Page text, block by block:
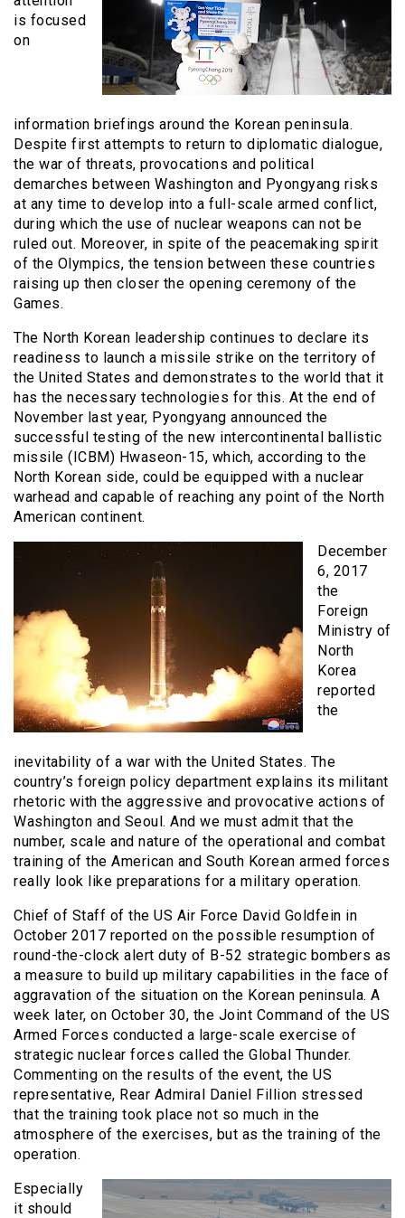
is focused
on
information briefings around the Korean peninsula.
Despite first attempts to return to diplomatic dialogue,
the war of threats, provocations and political
demarches between Washington and Pyongyang risks
at any time to develop into a full-scale armed conflict,
during which the use of nuclear weapons can not be
ruled out. Moreover, in spite of the peacemaking spirit
of the Olympics, the tension between these countries
raising up then closer the opening ceremony of the
Games.
The North Korean leadership continues to declare its
readiness to launch a missile strike on the territory of
the United States and demonstrates to the world that it
has the necessary technologies for this. At the end of
November last year, Pyongyang announced the
successful testing of the new intercontinental ballistic
missile (ICBM) Hwaseon-15, which, according to the
North Korean side, could be equipped with a nuclear
warhead and capable of reaching any point of the North
American continent.
December
6, 2017
the
Foreign
Ministry of
North
Korea
reported
the
inevitability of a war with the United States. The
country’s foreign policy department explains its militant
rhetoric with the aggressive and provocative actions of
Washington and Seoul. And we must admit that the
number, scale and nature of the operational and combat
training of the American and South Korean armed forces
really look like preparations for a military operation.
Chief of Staff of the US Air Force David Goldfein in
October 2017 reported on the possible resumption of
round-the-clock alert duty of B-52 strategic bombers as
a measure to build up military capabilities in the face of
aggravation of the situation on the Korean peninsula. A
week later, on October 30, the Joint Command of the US
Armed Forces conducted a large-scale exercise of
strategic nuclear forces called the Global Thunder.
Commenting on the results of the event, the US
representative, Rear Admiral Daniel Fillion stressed
that the training took place not so much in the
atmosphere of the exercises, but as the training of the
operation.
Especially
it should